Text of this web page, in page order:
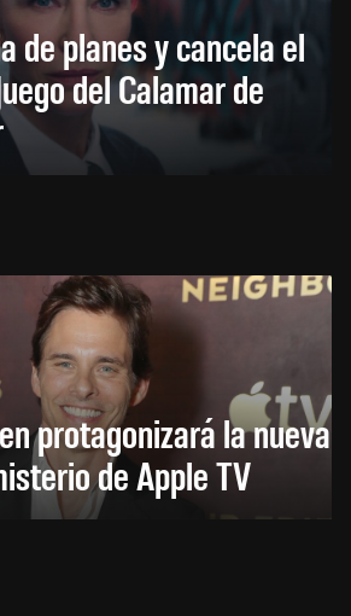
de planes y cancela el
del Calamar de
protagonizará la nueva
de Apple TV